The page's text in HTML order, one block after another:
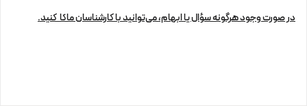
در صورت وجود هرگونه سؤال یا ابهام، می‌توانید با کارشناسان ماکا کنید.